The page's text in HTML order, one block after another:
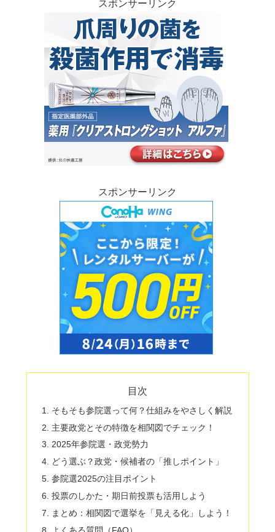
スポンサーリンク
スポンサーリンク
目次
そもそも参院選って何？仕組みをやさしく解説
主要政党とその特徴を相関図でチェック！
2025年参院選・政党勢力
どう選ぶ？政党・候補者の「推しポイント」
参院選2025の注目ポイント
投票のしかた・期日前投票も活用しよう
まとめ：相関図で選挙を「見える化」しよう！